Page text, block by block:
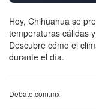
Hoy, Chihuahua se
temperaturas cálidas
Descubre cómo el
durante el día.
Debate.com.mx